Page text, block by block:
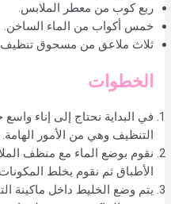
ربع كوب من معطر الملابس.
خمس أكواب من الماء الساخن.
ثلاث ملاعق من مسحوق تنظيف
الخطوات
في البداية نحتاج إلى إناء
التنظيف وهي من الأمور الهامة.
نقوم بوضع الماء مع منظف
الأطباق ثم نقوم بخلط
يتم وضع الخليط داخل ماكينة